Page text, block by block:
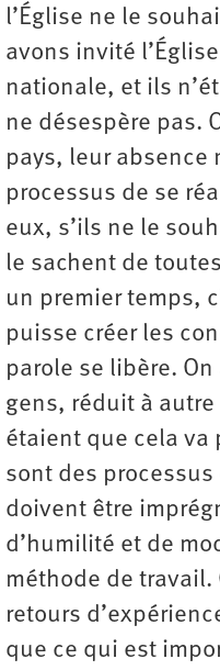
l’Église ne le
avons invité
nationale, et ils
ne désespère pas.
pays, leur absence
processus de se
eux, s’ils ne le
le sachent de
un premier temps,
puisse créer les
parole se libère.
gens, réduit à autre
étaient que cela va
sont des
doivent être
d’humilité et de
méthode de travail.
retours
que ce qui est